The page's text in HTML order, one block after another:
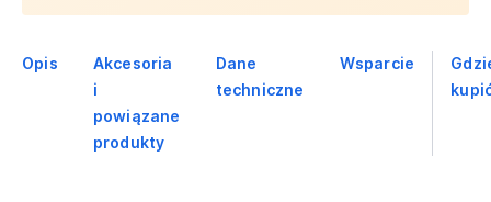
Opis
Akcesoria
i
powiązane
produkty
Dane
techniczne
Wsparcie